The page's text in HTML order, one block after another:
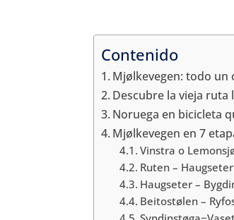
Contenido
Mjølkevegen: todo un
Descubre la vieja ruta
Noruega en bicicleta
Mjølkevegen en 7
Vinstra o
Ruten – Haugseter
Haugseter –
Beitostølen –